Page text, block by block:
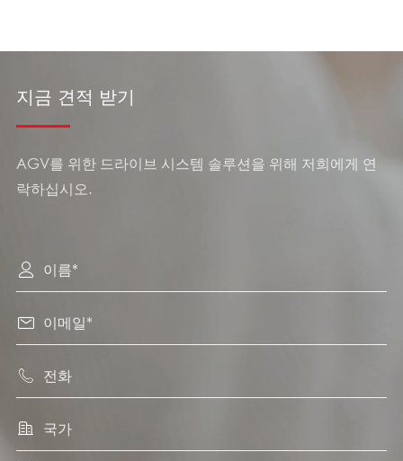
지금 견적 받기
AGV를 위한 드라이브 시스템 솔루션을 위해 저희에게 연
락하십시오.



